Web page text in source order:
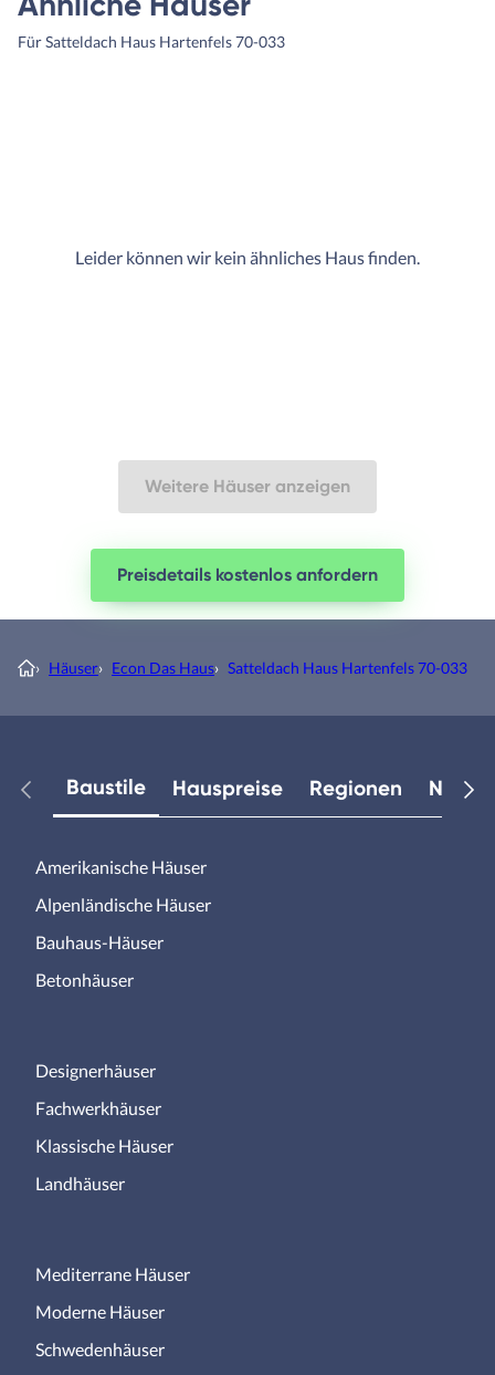
Für Satteldach Haus Hartenfels 70-033
Leider können wir kein ähnliches Haus finden.
Weitere Häuser anzeigen
Preisdetails kostenlos anfordern
› Häuser› Econ Das Haus› Satteldach Haus Hartenfels 70-033
Baustile Hauspreise Regionen
Amerikanische Häuser
Alpenländische Häuser
Bauhaus-Häuser
Betonhäuser
Designerhäuser
Fachwerkhäuser
Klassische Häuser
Landhäuser
Mediterrane Häuser
Moderne Häuser
Schwedenhäuser